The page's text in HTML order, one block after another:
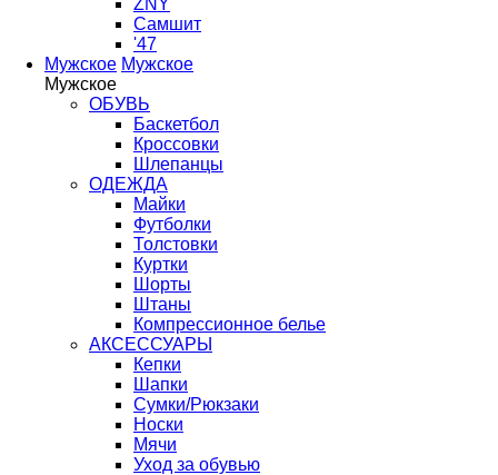
ZNY
Самшит
'47
Мужское Мужское
Мужское
ОБУВЬ
Баскетбол
Кроссовки
Шлепанцы
ОДЕЖДА
Майки
Футболки
Толстовки
Куртки
Шорты
Штаны
Компрессионное белье
АКСЕССУАРЫ
Кепки
Шапки
Сумки/Рюкзаки
Носки
Мячи
Уход за обувью